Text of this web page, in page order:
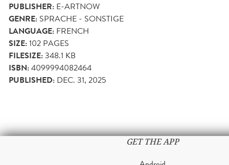
PUBLISHER: E-ARTNOW
GENRE: SPRACHE - SONSTIGE
LANGUAGE: FRENCH
SIZE:102 PAGES
FILESIZE:348.1 KB
ISBN:4099994082464
PUBLISHED: DEC. 31, 2025
GET THE APP